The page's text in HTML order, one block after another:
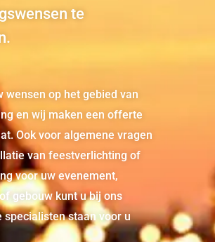
te
wensen op het gebied van
en wij maken een offerte
Ook voor algemene vragen
van feestverlichting of
voor uw evenement,
gebouw kunt u bij ons
specialisten staan voor u